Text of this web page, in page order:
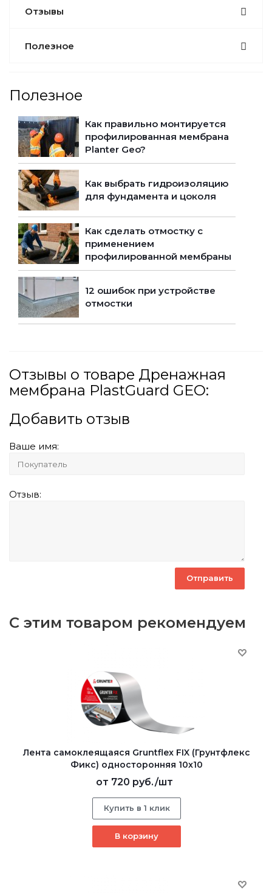
Отзывы
Полезное
Полезное
Как правильно монтируется
профилированная мембрана
Planter Geo?
Как выбрать гидроизоляцию
для фундамента и цоколя
Как сделать отмостку с
применением
профилированной мембраны
12 ошибок при устройстве
отмостки
Отзывы о товаре Дренажная
мембрана PlastGuard GEO:
Добавить отзыв
Ваше имя:
Отзыв:
С этим товаром рекомендуем
Лента самоклеящаяся Gruntflex FIX (Грунтфлекс
Фикс) односторонняя 10x10
от 720 руб./шт
Купить в 1 клик
В корзину